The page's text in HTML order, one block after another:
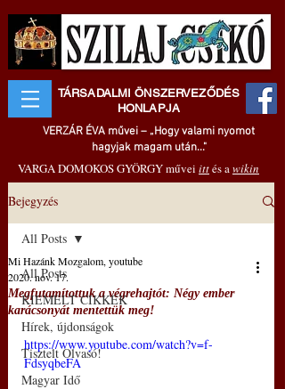
TÁRSADALMI ÖNSZERVEZŐDÉS
HONLAPJA
VERZÁR ÉVA művei – „Hogy valami nyomot
hagyjak magam után..."
VARGA DOMOKOS GYÖRGY művei ittés awikin
Bejegyzés
All Posts
KIEMELT CIKKEK
Hírek, újdonságok
Tisztelt Olvasó!
Magyar Idő
All Posts
Megfutamítottuk a végrehajtót: Négy ember
karácsonyát mentettük meg!
Mi Hazánk Mozgalom, youtube
2020. nov. 17.
https://www.youtube.com/watch?v=f-
FdsyqbeFA